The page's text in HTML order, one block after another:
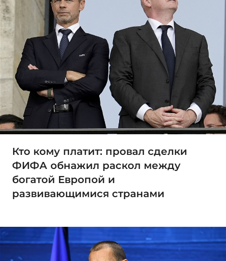
Кто кому платит: провал сделки
ФИФА обнажил раскол между
богатой Европой и
развивающимися странами